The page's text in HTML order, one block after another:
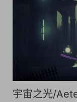
宇宙之光/